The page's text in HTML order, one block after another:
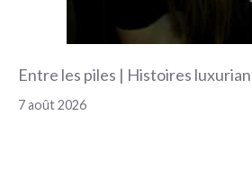
Entre les piles | Histoires
7 août 2026